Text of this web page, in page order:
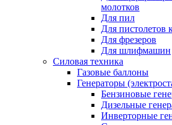
молотков
Для пил
Для пистолетов
Для фрезеров
Для шлифмашин
Силовая техника
Газовые баллоны
Генераторы
Бензиновые
Дизельные
Инверторные